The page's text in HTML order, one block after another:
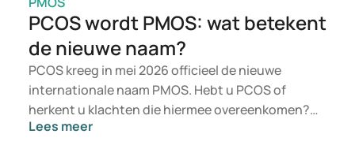
PCOS wordt PMOS: wat betekent
de nieuwe naam?
PCOS kreeg in mei 2026 officieel de nieuwe
internationale naam PMOS. Hebt u PCOS of
herkent u klachten die hiermee overeenkomen?
Medisch gezien verandert er voorlopig niets. De
Lees meer